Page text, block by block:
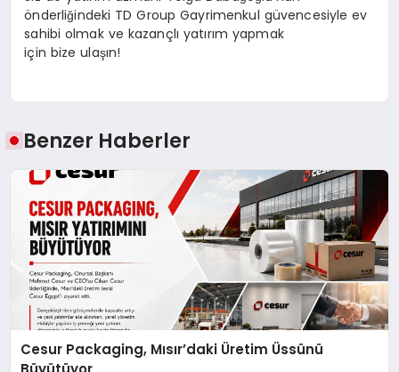
önderliğindeki TD Group Gayrimenkul güvencesiyle ev
sahibi olmak ve kazançlı yatırım yapmak
için bize ulaşın!
Benzer Haberler
Cesur Packaging, Mısır’daki Üretim Üssünü